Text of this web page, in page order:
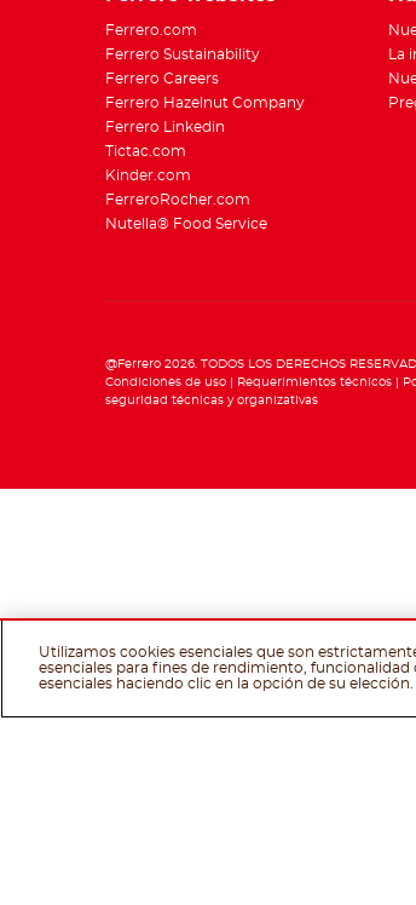
Ferrero.com
Ferrero Sustainability
Ferrero Careers
Ferrero Hazelnut Company
Ferrero Linkedin
Tictac.com
Kinder.com
FerreroRocher.com
Nutella® Food Service
La
@Ferrero 2026. TODOS LOS DERECHOS
Condiciones de uso
Requerimientos técnicos
seguridad técnicas y organizativas
Utilizamos cookies esenciales que son
esenciales para fines de rendimiento,
esenciales haciendo clic en la opción de su